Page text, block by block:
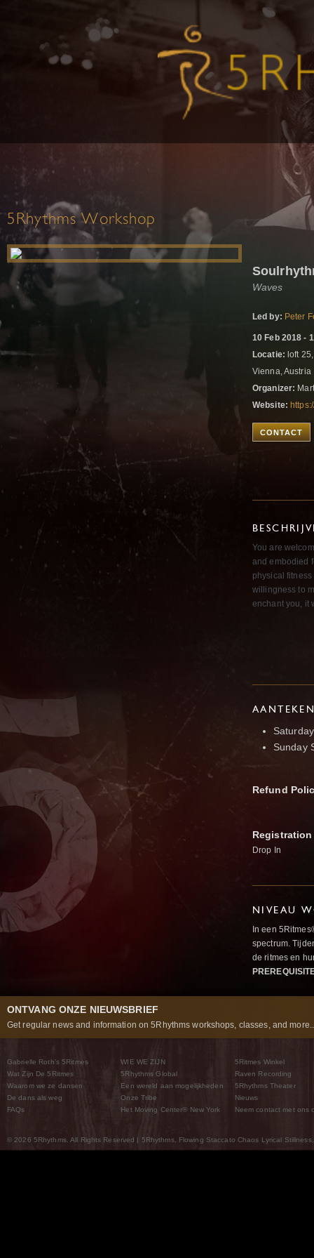
5Rhythms Workshop
Waves
Led by: Peter
10 Feb 2018 -
Locatie: loft
Vienna, Austria
Organizer:
Website:
CONTACT
You are
and embodied
physical
willingness to
enchant you, it
Sunday
Refund
Drop In
NIVEAU
In een
spectrum.
de ritmes en
ONTVANG ONZE NIEUWSBRIEF
Get regular news and information on 5Rhythms workshops, classes, and
Gabrielle Roth’s 5Ritmes
Wat Zijn De 5Ritmes
Waarom we ze dansen
De dans als weg
FAQs
WIE WE ZIJN
5Rhythms Global
Een wereld aan mogelijkheden
Onze Tribe
Het Moving Center® New York
5Ritmes Winkel
Raven Recording
5Rhythms Theater
Nieuws
Neem contact met ons
© 2026 5Rhythms. All Rights Reserved | 5Rhythms, Flowing Staccato Chaos Lyrical